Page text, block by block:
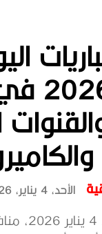
4
الأحد، 4 يناير، 2026